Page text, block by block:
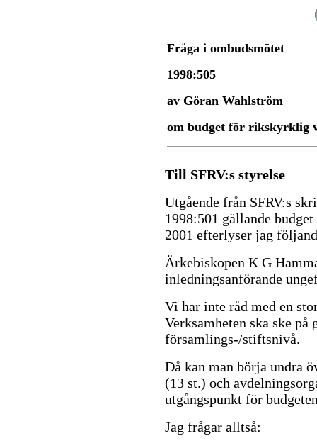
Fråga i ombudsmötet
1998:505
av Göran Wahlström
om budget för rikskyrklig
Till SFRV:s styrelse
Utgående från SFRV:s
1998:501 gällande
2001 efterlyser jag
Ärkebiskopen K G
inledningsanförande
Vi har inte råd med en
Verksamheten ska ske på
församlings-/stiftsnivå.
Då kan man börja undra
(13 st.) och
utgångspunkt för
Jag frågar alltså: